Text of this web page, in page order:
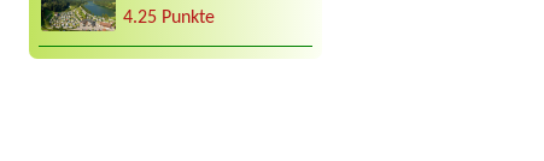
4.25 Punkte